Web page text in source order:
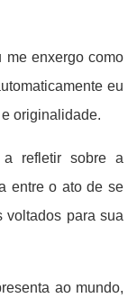
me enxergo como
eu
originalidade.
a refletir sobre a
entre o ato de se
voltados para sua
ao mundo,